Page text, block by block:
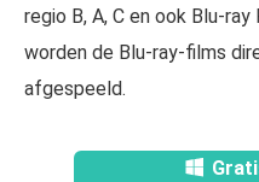
regio B, A, C en ook Blu-
worden de Blu-ray-films
afgespeeld.